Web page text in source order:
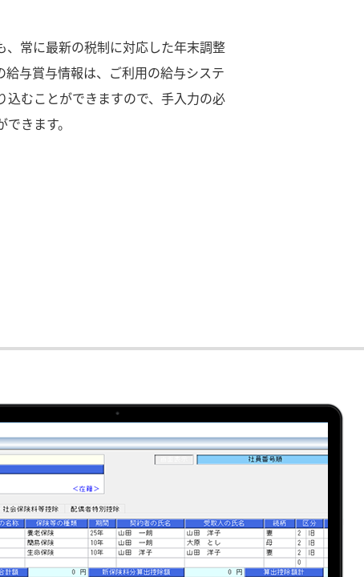
、常に最新の税制に対応した年末調整
給与賞与情報は、ご利用の給与システ
込むことができますので、手入力の必
きます。